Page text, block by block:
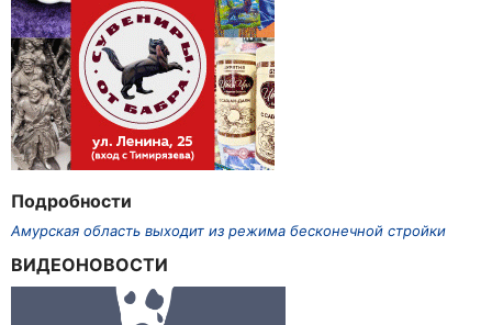
Подробности
Амурская область выходит из режима бесконечной стройки
ВИДЕОНОВОСТИ